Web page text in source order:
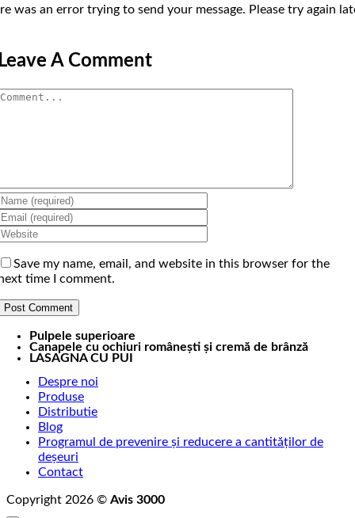
was an error trying to send your message. Please try again
A Comment
Save my name, email, and website in this browser for the
time I comment.
Pulpele superioare
Canapele cu ochiuri românești și cremă de brânză
LASAGNA CU PUI
Despre noi
Produse
Distributie
Blog
Programul de prevenire și reducere a cantităților de
deșeuri
Contact
Copyright 2026 © Avis 3000